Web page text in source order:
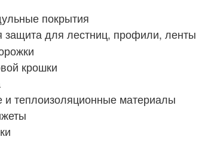
покрытия
защита для лестниц, профили, ленты
крошки
и теплоизоляционные материалы